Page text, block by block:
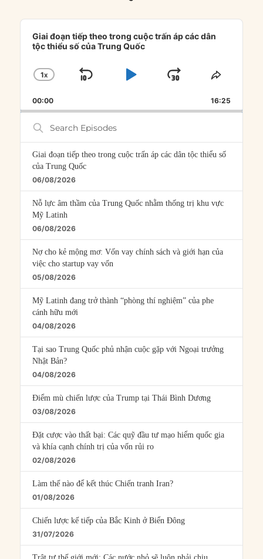
Audio
Player
Giai đoạn tiếp theo trong cuộc trấn áp các dân
tộc thiểu số của Trung Quốc
CHANGE
RATE
1X
SKIP
PLAYJUMP
FORWARD
SHARE
00:00 16:25
Search
Episodes
Giai đoạn tiếp theo trong cuộc trấn áp các dân tộc thiểu số
của Trung Quốc
06/08/2026
Nỗ lực âm thầm của Trung Quốc nhằm thống trị khu vực
Mỹ Latinh
06/08/2026
Nợ cho kẻ mộng mơ: Vốn vay chính sách và giới hạn của
việc cho startup vay vốn
05/08/2026
Mỹ Latinh đang trở thành “phòng thí nghiệm” của phe
cánh hữu mới
04/08/2026
Tại sao Trung Quốc phủ nhận cuộc gặp với Ngoại trưởng
Nhật Bản?
04/08/2026
Điểm mù chiến lược của Trump tại Thái Bình Dương
03/08/2026
Đặt cược vào thất bại: Các quỹ đầu tư mạo hiểm quốc gia
và khía cạnh chính trị của vốn rủi ro
02/08/2026
Làm thế nào để kết thúc Chiến tranh Iran?
01/08/2026
Chiến lược kế tiếp của Bắc Kinh ở Biển Đông
31/07/2026